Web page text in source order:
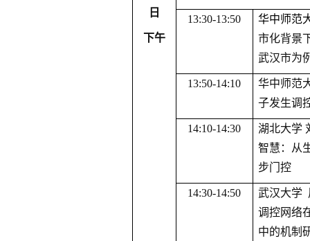
日
下午
13:30-13:50
华中师范
市化背景
武汉市为
13:50-14:10
华中师范
子发生调
14:10-14:30 湖北大学
智慧：从
步门控
14:30-14:50 武汉大学
调控网络
中的机制